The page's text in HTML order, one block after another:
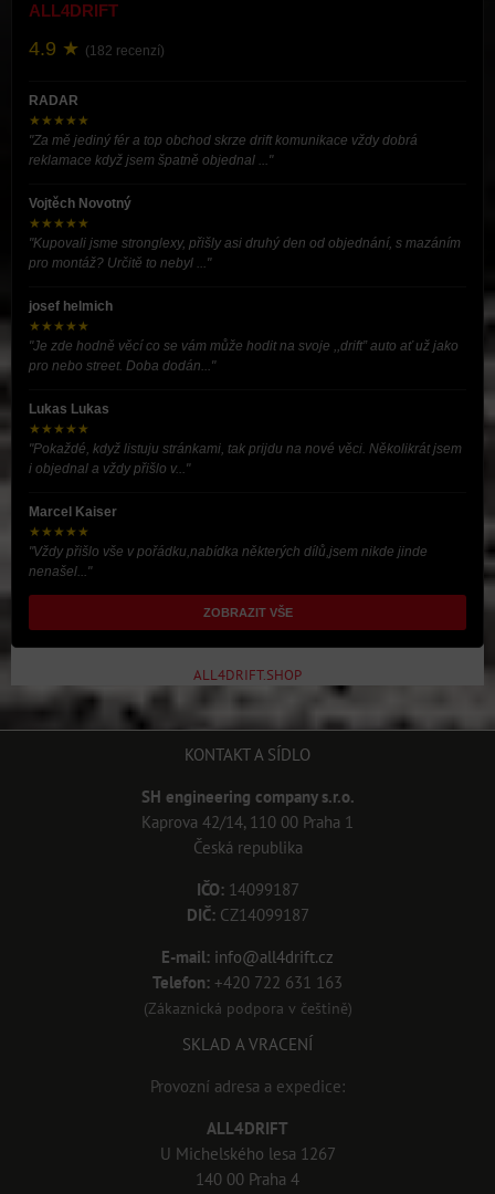
ALL4DRIFT
4.9 ★ (182 recenzí)
RADAR
★★★★★
"Za mě jediný fér a top obchod skrze drift komunikace vždy dobrá
reklamace když jsem špatně objednal ..."
Vojtěch Novotný
★★★★★
"Kupovali jsme stronglexy, přišly asi druhý den od objednání, s mazáním
pro montáž? Určitě to nebyl ..."
josef helmich
★★★★★
"Je zde hodně věcí co se vám může hodit na svoje ,,drift” auto ať už jako
pro nebo street. Doba dodán..."
Lukas Lukas
★★★★★
"Pokaždé, když listuju stránkami, tak prijdu na nové věci. Několikrát jsem
i objednal a vždy přišlo v..."
Marcel Kaiser
★★★★★
"Vždy přišlo vše v pořádku,nabídka některých dílů,jsem nikde jinde
nenašel..."
ZOBRAZIT VŠE
ALL4DRIFT.SHOP
KONTAKT A SÍDLO
SH engineering company s.r.o.
Kaprova 42/14, 110 00 Praha 1
Česká republika
IČO:14099187
DIČ:CZ14099187
E-mail: info@all4drift.cz
Telefon: +420 722 631 163
(Zákaznická podpora v češtině)
SKLAD A VRACENÍ
Provozní adresa a expedice:
ALL4DRIFT
U Michelského lesa 1267
140 00 Praha 4